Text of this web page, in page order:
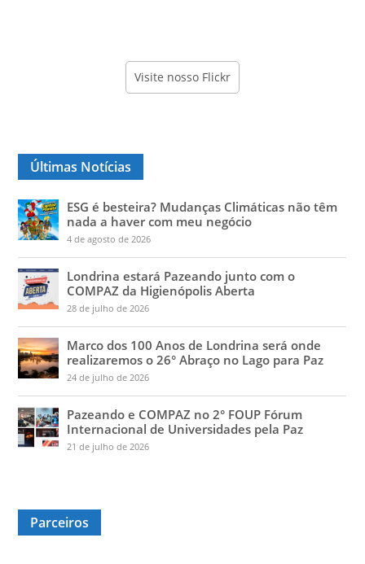
Visite nosso Flickr
Últimas Notícias
ESG é besteira? Mudanças Climáticas não têm
nada a haver com meu negócio
4 de agosto de 2026
Londrina estará Pazeando junto com o
COMPAZ da Higienópolis Aberta
28 de julho de 2026
Marco dos 100 Anos de Londrina será onde
realizaremos o 26° Abraço no Lago para Paz
24 de julho de 2026
Pazeando e COMPAZ no 2° FOUP Fórum
Internacional de Universidades pela Paz
21 de julho de 2026
Parceiros